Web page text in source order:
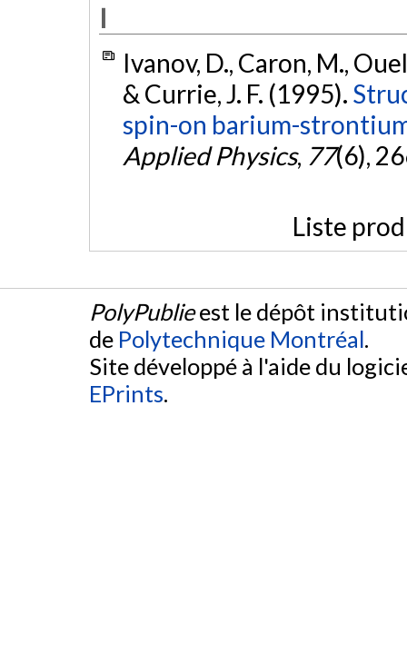
I
Ivanov, D., Caron, M.,
& Currie, J. F. (1995).
spin-on barium-
Applied Physics, 77(6),
Liste
PolyPublieest le dépôt
de Polytechnique Montréal.
Site développé à l'aide du
EPrints.